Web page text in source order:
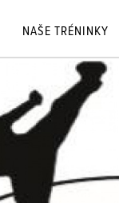
NAŠE TRÉNINKY